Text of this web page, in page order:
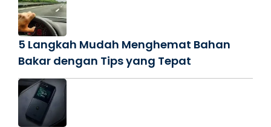
5 Langkah Mudah Menghemat Bahan
Bakar dengan Tips yang Tepat